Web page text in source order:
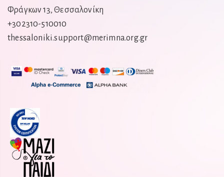
Φράγκων 13, Θεσσαλονίκη
+302310-510010
thessaloniki.support@merimna.org.gr